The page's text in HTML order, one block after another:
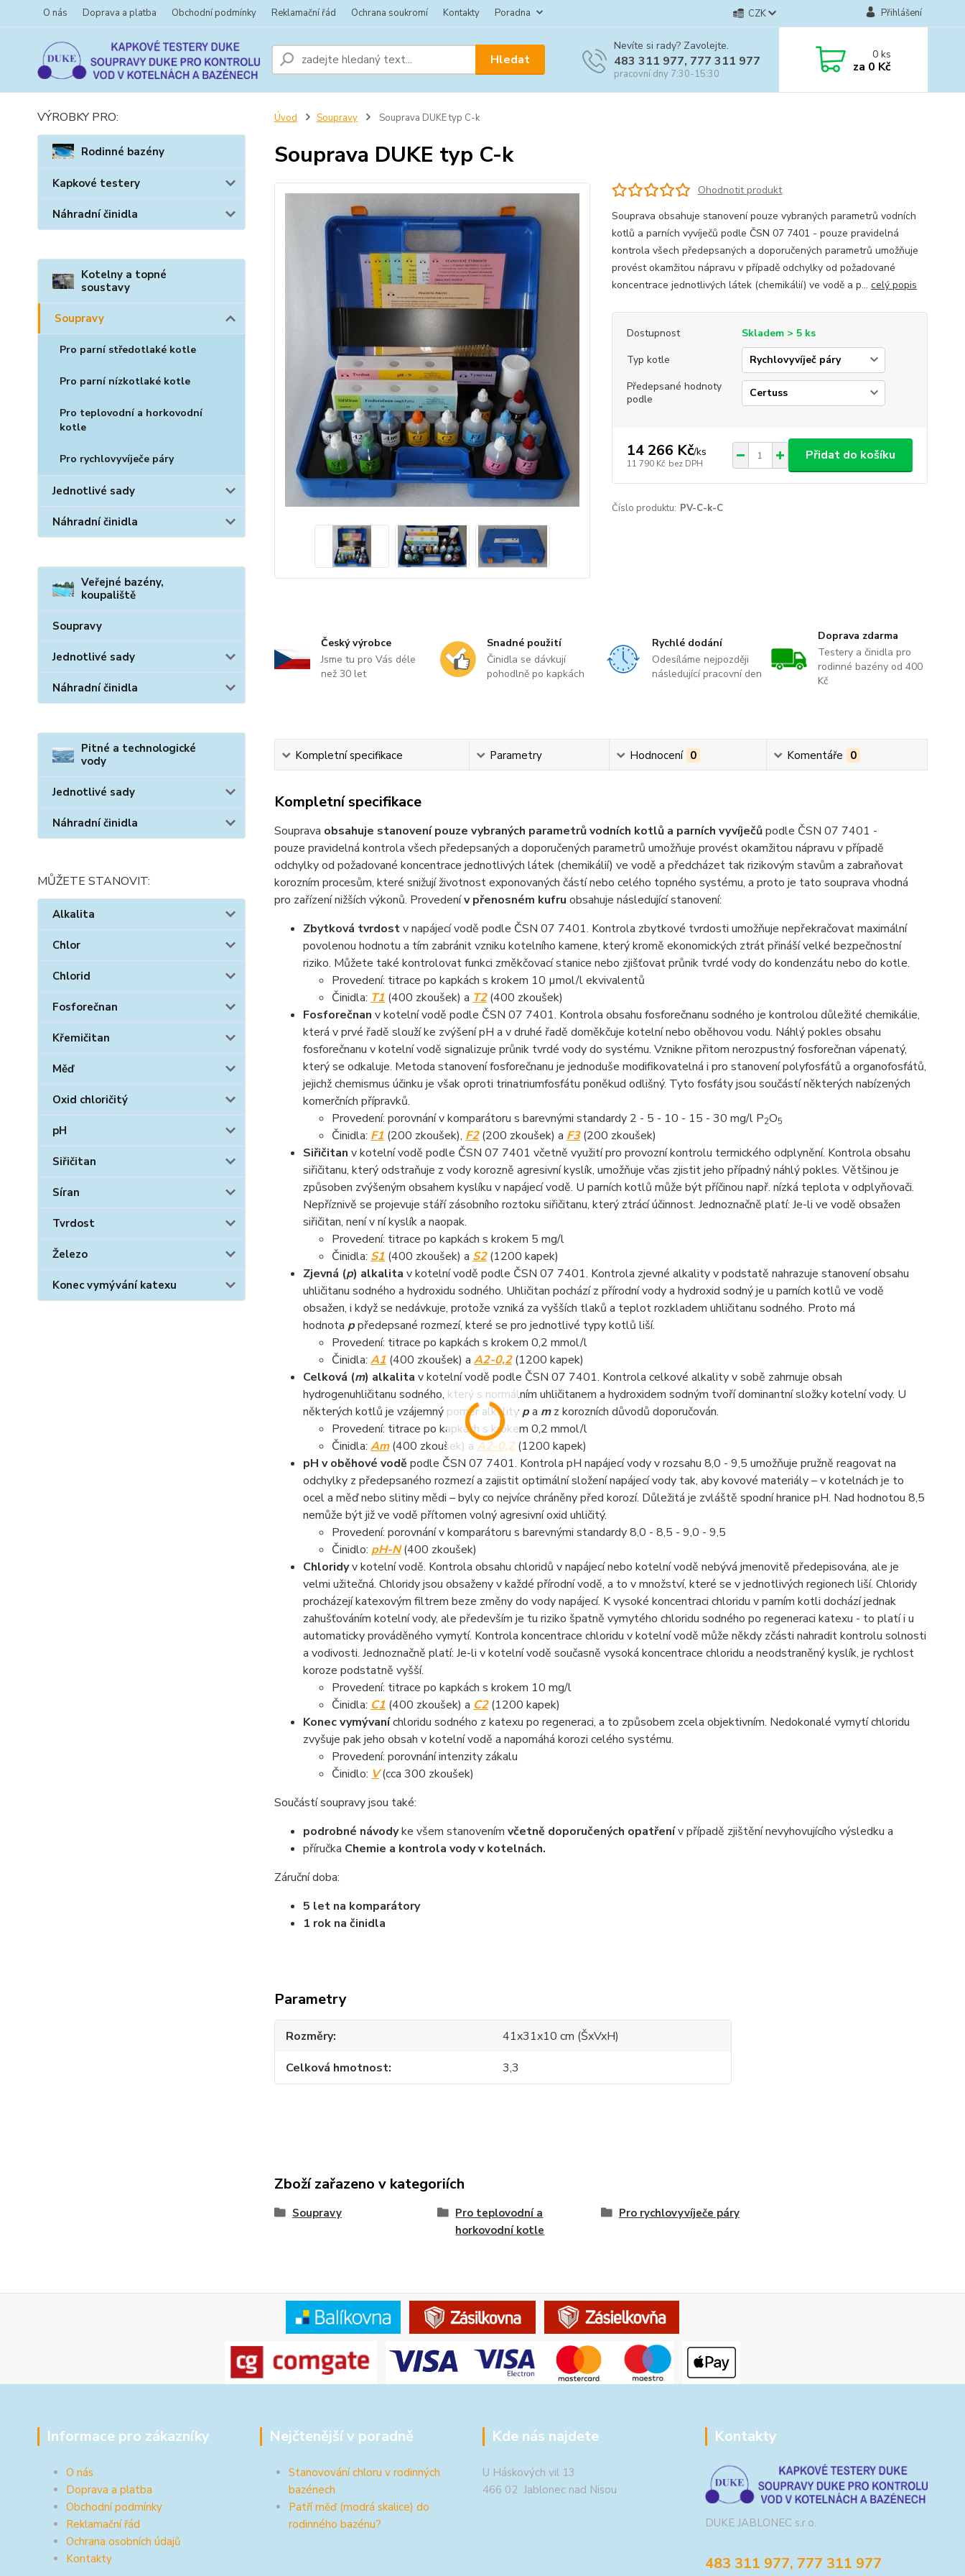
O nás Doprava a platba Obchodní podmínky Reklamační řád Ochrana soukromí Kontakty Poradna CZK Přihlášení
Hledat
Nevíte si rady? Zavolejte.
483 311 977, 777 311 977
pracovní dny 7:30-15:30
0ks
za 0 Kč
VÝROBKY PRO:
Rodinné bazény
Kapkové testery
Náhradní činidla
Kotelny a topné
soustavy
Soupravy
Pro parní středotlaké kotle
Pro parní nízkotlaké kotle
Pro teplovodní a horkovodní
kotle
Pro rychlovyvíječe páry
Jednotlivé sady
Náhradní činidla
Veřejné bazény,
koupaliště
Soupravy
Jednotlivé sady
Náhradní činidla
Pitné a technologické
vody
Jednotlivé sady
Náhradní činidla
MŮŽETE STANOVIT:
Alkalita
Chlor
Chlorid
Fosforečnan
Křemičitan
Měď
Oxid chloričitý
pH
Siřičitan
Síran
Tvrdost
Železo
Konec vymývání katexu
Úvod Soupravy Souprava DUKE typ C-k
Souprava DUKE typ C-k
Ohodnotit produkt
Souprava obsahuje stanovení pouze vybraných parametrů vodních
kotlů a parních vyvíječů podle ČSN 07 7401 - pouze pravidelná
kontrola všech předepsaných a doporučených parametrů umožňuje
provést okamžitou nápravu v případě odchylky od požadované
koncentrace jednotlivých látek (chemikálií) ve vodě a p... celý popis
Dostupnost
Skladem > 5 ks
Typ kotle
Předepsané hodnoty
podle
14 266 Kč/ks
11 790 Kč bez DPH
Přidat do košíku
Číslo produktu: PV-C-k-C
Český výrobce
Jsme tu pro Vás déle
než 30 let
Snadné použití
Činidla se dávkují
pohodlně po kapkách
Rychlé dodání
Odesíláme nejpozději
následující pracovní den
Doprava zdarma
Testery a činidla pro
rodinné bazény od 400
Kč
Kompletní specifikace Parametry Hodnocení 0 Komentáře 0
Kompletní specifikace
Souprava obsahuje stanovení pouze vybraných parametrů vodních kotlů a parních vyvíječůpodle ČSN 07 7401 -
pouze pravidelná kontrola všech předepsaných a doporučených parametrů umožňuje provést okamžitou nápravu v případě
odchylky od požadované koncentrace jednotlivých látek (chemikálií) ve vodě a předcházet tak rizikovým stavům a zabraňovat
korozním procesům, které snižují životnost exponovaných částí nebo celého topného systému, a proto je tato souprava vhodná
pro zařízení nižších výkonů. Provedenív přenosném kufru obsahuje následující stanovení:
Zbytková tvrdostv napájecí vodě podle ČSN 07 7401. Kontrola zbytkové tvrdosti umožňuje nepřekračovat maximální
povolenou hodnotu a tím zabránit vzniku kotelního kamene, který kromě ekonomických ztrát přináší velké bezpečnostní
riziko. Můžete také kontrolovat funkci změkčovací stanice nebo zjišťovat průnik tvrdé vody do kondenzátu nebo do kotle.
Provedení: titrace po kapkách s krokem 10 µmol/l ekvivalentů
Činidla: T1(400 zkoušek) a T2(400 zkoušek)
Fosforečnan v kotelní vodě podle ČSN 07 7401. Kontrola obsahu fosforečnanu sodného je kontrolou důležité chemikálie,
která v prvé řadě slouží ke zvýšení pH a v druhé řadě doměkčuje kotelní nebo oběhovou vodu. Náhlý pokles obsahu
fosforečnanu v kotelní vodě signalizuje průnik tvrdé vody do systému. Vznikne přitom nerozpustný fosforečnan vápenatý,
který se odkaluje. Metoda stanovení fosforečnanu je jednoduše modifikovatelná i pro stanovení polyfosfátů a organofosfátů,
jejichž chemismus účinku je však oproti trinatriumfosfátu poněkud odlišný. Tyto fosfáty jsou součástí některých nabízených
komerčních přípravků.
Provedení: porovnání v komparátoru s barevnými standardy 2 - 5 - 10 - 15 - 30 mg/l P2O5
Činidla: F1(200 zkoušek), F2(200 zkoušek) a F3(200 zkoušek)
Siřičitan v kotelní vodě podle ČSN 07 7401 včetně využití pro provozní kontrolu termického odplynění. Kontrola obsahu
siřičitanu, který odstraňuje z vody korozně agresivní kyslík, umožňuje včas zjistit jeho případný náhlý pokles. Většinou je
způsoben zvýšeným obsahem kyslíku v napájecí vodě. U parních kotlů může být příčinou např. nízká teplota v odplyňovači.
Nepříznivě se projevuje stáří zásobního roztoku siřičitanu, který ztrácí účinnost. Jednoznačně platí: Je-li ve vodě obsažen
siřičitan, není v ní kyslík a naopak.
Provedení: titrace po kapkách s krokem 5 mg/l
Činidla: S1(400 zkoušek) a S2 (1200 kapek)
Zjevná (p) alkalita v kotelní vodě podle ČSN 07 7401. Kontrola zjevné alkality v podstatě nahrazuje stanovení obsahu
uhličitanu sodného a hydroxidu sodného. Uhličitan pochází z přírodní vody a hydroxid sodný je u parních kotlů ve vodě
obsažen, i když se nedávkuje, protože vzniká za vyšších tlaků a teplot rozkladem uhličitanu sodného. Proto má
hodnota ppředepsané rozmezí, které se pro jednotlivé typy kotlů liší.
Provedení: titrace po kapkách s krokem 0,2 mmol/l
Činidla: A1(400 zkoušek) a A2-0,2 (1200 kapek)
Celková (m) alkalita v kotelní vodě podle ČSN 07 7401. Kontrola celkové alkality v sobě zahrnuje obsah
hydrogenuhličitanu sodného, který s normálním uhličitanem a hydroxidem sodným tvoří dominantní složky kotelní vody. U
některých kotlů je vzájemný poměr alkalitypa mz korozních důvodů doporučován.
Provedení: titrace po kapkách s krokem 0,2 mmol/l
Činidla: Am(400 zkoušek) a A2-0,2 (1200 kapek)
pH v oběhové vodě podle ČSN 07 7401. Kontrola pH napájecí vody v rozsahu 8,0 - 9,5 umožňuje pružně reagovat na
odchylky z předepsaného rozmezí a zajistit optimální složení napájecí vody tak, aby kovové materiály – v kotelnách je to
ocel a měď nebo slitiny mědi – byly co nejvíce chráněny před korozí. Důležitá je zvláště spodní hranice pH. Nad hodnotou 8,5
nemůže být již ve vodě přítomen volný agresivní oxid uhličitý.
Provedení: porovnání v komparátoru s barevnými standardy 8,0 - 8,5 - 9,0 - 9,5
Činidlo: pH-N (400 zkoušek)
Chloridyv kotelní vodě. Kontrola obsahu chloridů v napájecí nebo kotelní vodě nebývá jmenovitě předepisována, ale je
velmi užitečná. Chloridy jsou obsaženy v každé přírodní vodě, a to v množství, které se v jednotlivých regionech liší. Chloridy
procházejí katexovým filtrem beze změny do vody napájecí. K vysoké koncentraci chloridu v parním kotli dochází jednak
zahušťováním kotelní vody, ale především je tu riziko špatně vymytého chloridu sodného po regeneraci katexu - to platí i u
automaticky prováděného vymytí. Kontrola koncentrace chloridu v kotelní vodě může někdy zčásti nahradit kontrolu solnosti
a vodivosti. Jednoznačně platí: Je-li v kotelní vodě současně vysoká koncentrace chloridu a neodstraněný kyslík, je rychlost
koroze podstatně vyšší.
Provedení: titrace po kapkách s krokem 10 mg/l
Činidla: C1(400 zkoušek) a C2 (1200 kapek)
Konec vymývaníchloridu sodného z katexu po regeneraci, a to způsobem zcela objektivním. Nedokonalé vymytí chloridu
zvyšuje pak jeho obsah v kotelní vodě a napomáhá korozi celého systému.
Provedení: porovnání intenzity zákalu
Činidlo: V(cca 300 zkoušek)
Součástí soupravy jsou také:
podrobné návodyke všem stanovením včetně doporučených opatřenív případě zjištění nevyhovujícího výsledku a
příručka Chemie a kontrola vody v kotelnách.
Záruční doba:
5 let na komparátory
1 rok na činidla
Parametry
Rozměry
41x31x10 cm (ŠxVxH)
Celková hmotnost
3,3
Zboží zařazeno v kategoriích
Soupravy
Pro teplovodní a
horkovodní kotle
Pro rychlovyvíječe páry
Informace pro zákazníky
O nás
Doprava a platba
Obchodní podmínky
Reklamační řád
Ochrana osobních údajů
Kontakty
Nejčtenější v poradně
Stanovování chloru v rodinných
bazénech
Patří měď (modrá skalice) do
rodinného bazénu?
Kde nás najdete
U Háskových vil 13
466 02 Jablonec nad Nisou
Kontakty
DUKE JABLONEC s.r.o.
483 311 977, 777 311 977